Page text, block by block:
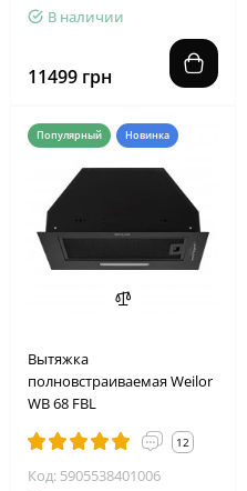
В наличии
11499 грн
Популярный Новинка
Вытяжка
полновстраиваемая Weilor
WB 68 FBL
12
Код: 5905538401006